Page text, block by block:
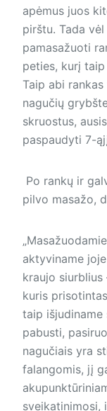
apėmus juos
pirštu. Tada
pamasažuoti
peties, kurį
Taip abi
nagučių
skruostus,
paspaudyti 7-
Po rankų ir
pilvo masažo,
aktyviname
kraujo siurblius
kuris
taip išjudiname
pabusti,
nagučiais yra
falangomis, jį
sveikatinimosi,